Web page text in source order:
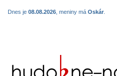
Dnes je 08.08.2026 , meniny má Oskár